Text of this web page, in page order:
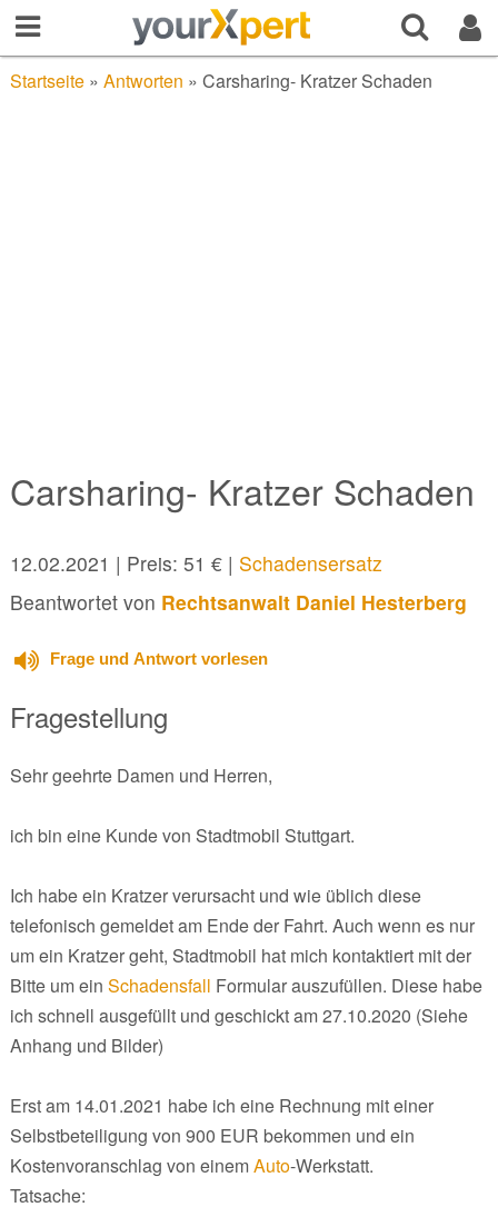
Startseite» Antworten » Carsharing- Kratzer Schaden
Carsharing- Kratzer Schaden
12.02.2021 | Preis: 51 € | Schadensersatz
Beantwortet von Rechtsanwalt Daniel Hesterberg
Frage und Antwort vorlesen
Fragestellung
Sehr geehrte Damen und Herren,
ich bin eine Kunde von Stadtmobil Stuttgart.
Ich habe ein Kratzer verursacht und wie üblich diese
telefonisch gemeldet am Ende der Fahrt. Auch wenn es nur
um ein Kratzer geht, Stadtmobil hat mich kontaktiert mit der
Bitte um ein Schadensfall Formular auszufüllen. Diese habe
ich schnell ausgefüllt und geschickt am 27.10.2020 (Siehe
Anhang und Bilder)
Erst am 14.01.2021 habe ich eine Rechnung mit einer
Selbstbeteiligung von 900 EUR bekommen und ein
Kostenvoranschlag von einemAuto-Werkstatt.
Tatsache: